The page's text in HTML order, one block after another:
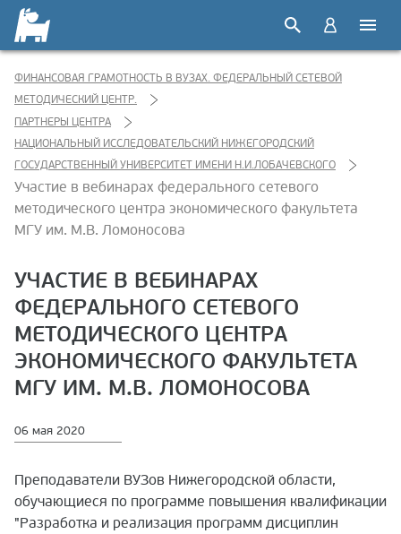
ФИНАНСОВАЯ ГРАМОТНОСТЬ В ВУЗАХ. ФЕДЕРАЛЬНЫЙ СЕТЕВОЙ
МЕТОДИЧЕСКИЙ ЦЕНТР.
ПАРТНЕРЫ ЦЕНТРА
НАЦИОНАЛЬНЫЙ ИССЛЕДОВАТЕЛЬСКИЙ НИЖЕГОРОДСКИЙ
ГОСУДАРСТВЕННЫЙ УНИВЕРСИТЕТ ИМЕНИ Н.И.ЛОБАЧЕВСКОГО
Участие в вебинарах федерального сетевого
методического центра экономического факультета
МГУ им. М.В. Ломоносова
УЧАСТИЕ В ВЕБИНАРАХ
ФЕДЕРАЛЬНОГО СЕТЕВОГО
МЕТОДИЧЕСКОГО ЦЕНТРА
ЭКОНОМИЧЕСКОГО ФАКУЛЬТЕТА
МГУ ИМ. М.В. ЛОМОНОСОВА
06 мая 2020
Преподаватели ВУЗов Нижегородской области,
обучающиеся по программе повышения квалификации
"Разработка и реализация программ дисциплин